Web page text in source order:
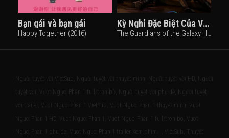
Bạn gái và bạn gái
Happy Together (2016)
Kỳ Nghỉ Đặc Biệt Của Vệ Binh Dải Ngân Hà
The Guardians of the Galaxy Holiday Special (2022)
Người tuyệt vời VietSub, Người tuyệt vời thuyết minh, Người tuyệt vời HD, Người
tuyệt vời, Vượt Ngục: Phần 1 full/trọn bộ, Người tuyệt vời phụ đề, Người tuyệt
vời trailer, Vuot Nguc: Phan 1 VietSub, Vuot Nguc: Phan 1 thuyet minh, Vuot
Nguc: Phan 1 HD, Vuot Nguc: Phan 1, Vuot Nguc: Phan 1 full/tron bo, Vuot
Nguc: Phan 1 phu de, Vuot Nguc: Phan 1 trailer Xem phim , , VietSub, Thuyết